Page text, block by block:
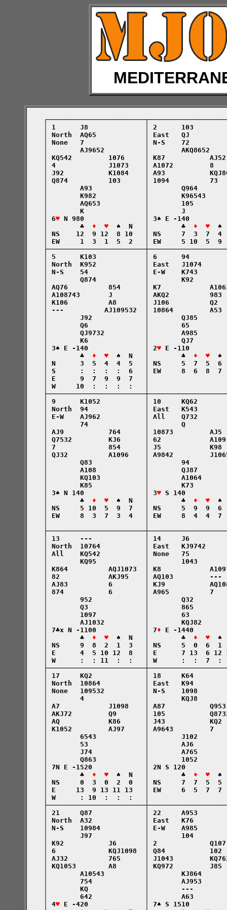
│ 1      J8              │ 2      103
│ North  AQ65            │ East   QJ
│ None   7               │ N-S    72
│        AJ9652          │        AKQ8652
│ KQ542         1076     │ K87
│ 4             J1073    │ A1072         8
│ J92           K1084    │ A93
│ Q874          103      │ 1094          73
│        A93             │        Q964
│        K982            │        K96543
│        AQ653           │        105
│        K               │        J
    │ 6
♥ N 980               │ 3♠ E -140
    │        ♣
♦  ♥
  ♠  N   │        ♣
♦  ♥
♠
│ NS    12  9 12  8 10   │ NS     7  3  7
│ EW     1  3  1  5  2   │ EW     5 10  5
│ 5      K103            │ 6      94
│ North  K952            │ East   J1074
│ N-S    54              │ E-W    K743
│        Q874            │        K92
│ AQ76          854      │ K7
│ A108743       J        │ AKQ2
│ K106          A8       │ J106          Q2
│ ---          AJ109532  │ 10864
│        J92             │        QJ85
│        Q6              │        65
│        QJ9732          │        A985
│        K6              │        QJ7
    │ 3♠ E -140              │ 2
♥ E -110
    │        ♣
♦  ♥
  ♠  N   │        ♣
♦  ♥
♠
│ N      3  5  4  4  5   │ NS     5  7  5
│ S      :  :  :  :  6   │ EW     8  6  8
│ E      9  7  9  9  7   │
│ W     10  :  :  :  :   │
│ 9      K1052           │ 10     KQ62
│ North  94              │ East   K543
│ E-W    AJ962           │ All    Q732
│        74              │        Q
│ AJ9           764      │ 10873
│ Q7532         KJ6      │ 62
│ 7             854      │ J5
│ QJ32          A1096    │ A9842
│        Q83             │        94
│        A108            │        QJ87
│        KQ103           │        A1064
│        K85             │        K73
    │ 3♠ N 140               │ 3
♥ S 140
    │        ♣
♦  ♥
  ♠  N   │        ♣
♦  ♥
♠
│ NS     5 10  5  9  7   │ NS     5  9  9
│ EW     8  3  7  3  4   │ EW     8  4  4
│ 13     ---             │ 14     J6
│ North  10764           │ East   KJ9742
│ All    KQ542           │ None   75
│        KQ95            │        1043
│ K864          AQJ1073  │ K8
│ 82            AKJ95    │ AQ103
│ AJ83          6        │ KJ9
│ 874           6        │ A965          7
│        952             │        Q32
│        Q3              │        865
│        1097            │        63
│        AJ1032          │        KQJ82
    │ 7♣x N -1100            │ 7
♦ E -1440
    │        ♣
♦  ♥
  ♠  N   │        ♣
♦  ♥
♠
│ NS     9  8  2  1  3   │ NS     5  0  6
│ E      4  5 10 12  8   │ E      7 13  6
│ W      :  : 11  :  :   │ W      :  :  7
│ 17     KQ2             │ 18     K64
│ North  10864           │ East   K94
│ None   109532          │ N-S    1098
│        4               │        KQJ8
│ A7            J1098    │ A87
│ AKJ72         Q9       │ 105
│ AQ            K86      │ J43
│ K1052         AJ97     │ A9643         7
│        6543            │        J102
│        53              │        AJ6
│        J74             │        A765
│        Q863            │        1052
│ 7N E -1520             │ 2N S 120
    │        ♣
♦  ♥
  ♠  N   │        ♣
♦  ♥
♠
│ NS     0  3  0  2  0   │ NS     7  7  5
│ E     13  9 13 11 13   │ EW     6  5  7
│ W      : 10  :  :  :   │
│ 21     Q87             │ 22     A953
│ North  A32             │ East   K76
│ N-S    10984           │ E-W    A985
│        J97             │        104
│ K92           J6       │ 2
│ 6             KQJ1098  │ Q84
│ AJ32          765      │ J1043
│ KQ1053        A8       │ KQ972
│        A10543          │        KJ864
│        754             │        AJ953
│        KQ              │        ---
│        642             │        A63
    │ 4
♥ E -420              │ 7♠ S 1510